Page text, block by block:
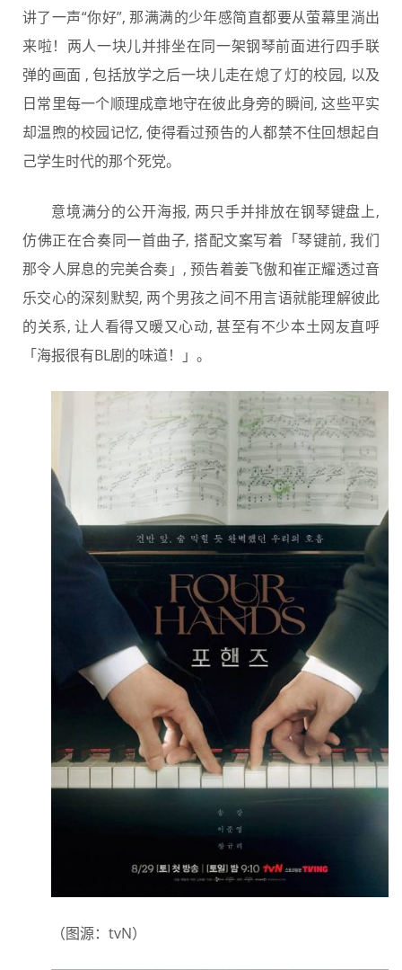
讲了一声“你好”, 那满满的少年感简直都要从萤幕里淌出
来啦！两人一块儿并排坐在同一架钢琴前面进行四手联
弹的画面 , 包括放学之后一块儿走在熄了灯的校园, 以及
日常里每一个顺理成章地守在彼此身旁的瞬间, 这些平实
却温煦的校园记忆, 使得看过预告的人都禁不住回想起自
己学生时代的那个死党。
意境满分的公开海报, 两只手并排放在钢琴键盘上,
仿佛正在合奏同一首曲子, 搭配文案写着「琴键前, 我们
那令人屏息的完美合奏」, 预告着姜飞傲和崔正耀透过音
乐交心的深刻默契, 两个男孩之间不用言语就能理解彼此
的关系, 让人看得又暖又心动, 甚至有不少本土网友直呼
「海报很有BL剧的味道！」。
（图源：tvN）